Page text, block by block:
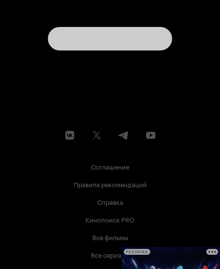
Соглашение
Правила рекомендаций
Справка
Кинопоиск PRO
Все фильмы
Все сериалыРЕКЛАМА